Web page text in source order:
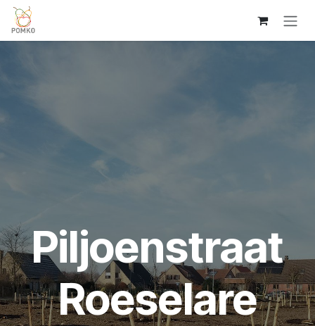
Overslaan naar inhoud
Piljoenstraat
Roeselare